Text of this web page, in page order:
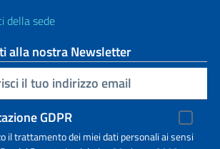
della sede
alla nostra Newsletter
GDPR
il trattamento dei miei dati personali ai sensi